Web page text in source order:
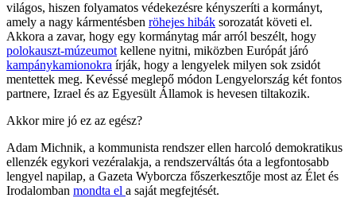
világos, hiszen folyamatos védekezésre kényszeríti a kormányt,
amely a nagy kármentésben röhejes hibák sorozatát követi el.
Akkora a zavar, hogy egy kormánytag már arról beszélt, hogy
polokauszt-múzeumot kellene nyitni, miközben Európát járó
kampánykamionokra írják, hogy a lengyelek milyen sok zsidót
mentettek meg. Kevéssé meglepő módon Lengyelország két fontos
partnere, Izrael és az Egyesült Államok is hevesen tiltakozik.
Akkor mire jó ez az egész?
Adam Michnik, a kommunista rendszer ellen harcoló demokratikus
ellenzék egykori vezéralakja, a rendszerváltás óta a legfontosabb
lengyel napilap, a Gazeta Wyborcza főszerkesztője most az Élet és
Irodalomban mondta el a saját megfejtését.